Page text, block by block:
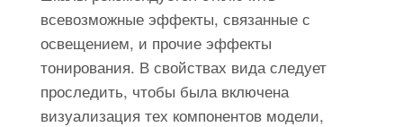
всевозможные эффекты, связанные с
освещением, и прочие эффекты
тонирования. В свойствах вида следует
проследить, чтобы была включена
визуализация тех компонентов модели,